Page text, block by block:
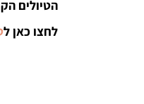
הטיולים
לחצו כאן ל